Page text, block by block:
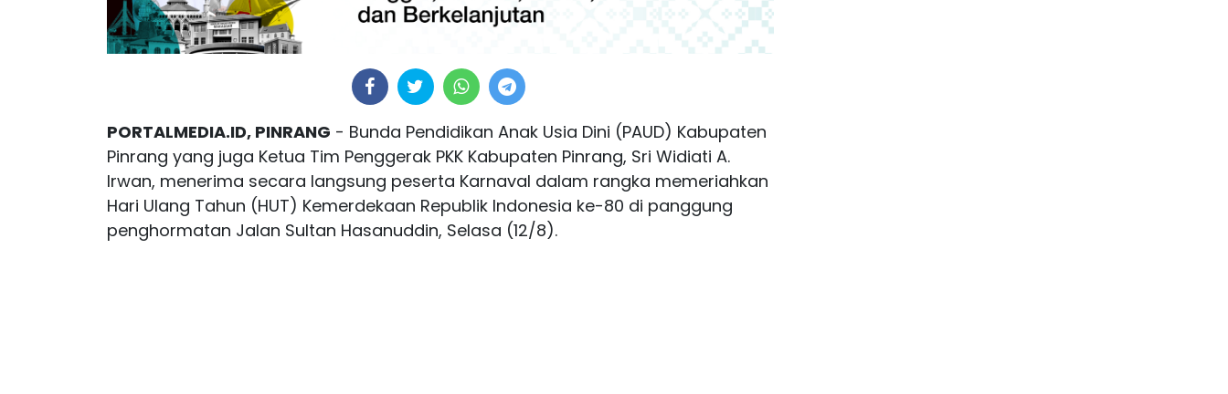
PORTALMEDIA.ID, PINRANG - Bunda Pendidikan Anak Usia Dini (PAUD) Kabupaten
Pinrang yang juga Ketua Tim Penggerak PKK Kabupaten Pinrang, Sri Widiati A.
Irwan, menerima secara langsung peserta Karnaval dalam rangka memeriahkan
Hari Ulang Tahun (HUT) Kemerdekaan Republik Indonesia ke-80 di panggung
penghormatan Jalan Sultan Hasanuddin, Selasa (12/8).